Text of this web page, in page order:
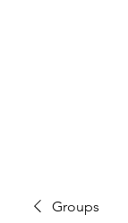
Groups